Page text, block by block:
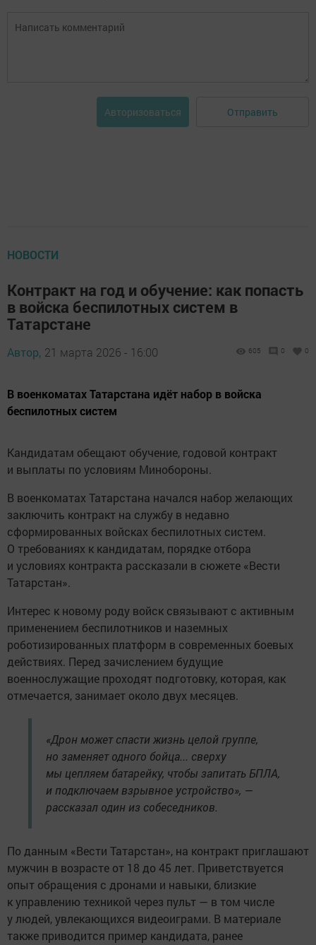
Авторизоваться Отправить
НОВОСТИ
Контракт на год и обучение: как попасть
в войска беспилотных систем в
Татарстане
Автор, 21 марта 2026 - 16:00 605 0 0
В военкоматах Татарстана идёт набор в войска
беспилотных систем
Кандидатам обещают обучение, годовой контракт
и выплаты по условиям Минобороны.
В военкоматах Татарстана начался набор желающих
заключить контракт на службу в недавно
сформированных войсках беспилотных систем.
О требованиях к кандидатам, порядке отбора
и условиях контракта рассказали в сюжете «Вести
Татарстан».
Интерес к новому роду войск связывают с активным
применением беспилотников и наземных
роботизированных платформ в современных боевых
действиях. Перед зачислением будущие
военнослужащие проходят подготовку, которая, как
отмечается, занимает около двух месяцев.
«Дрон может спасти жизнь целой группе,
но заменяет одного бойца... сверху
мы цепляем батарейку, чтобы запитать БПЛА,
и подключаем взрывное устройство», —
рассказал один из собеседников.
По данным «Вести Татарстан», на контракт приглашают
мужчин в возрасте от 18 до 45 лет. Приветствуется
опыт обращения с дронами и навыки, близкие
к управлению техникой через пульт — в том числе
у людей, увлекающихся видеоиграми. В материале
также приводится пример кандидата, ранее